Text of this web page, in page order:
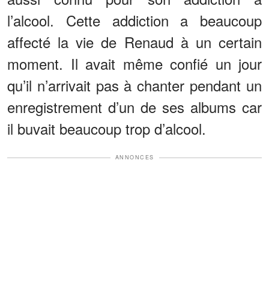
l’alcool. Cette addiction a beaucoup
affecté la vie de Renaud à un certain
moment. Il avait même confié un jour
qu’il n’arrivait pas à chanter pendant un
enregistrement d’un de ses albums car
il buvait beaucoup trop d’alcool.
ANNONCES